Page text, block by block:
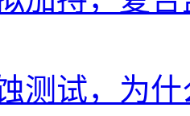
测试，为